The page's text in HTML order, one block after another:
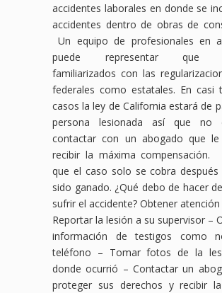
accidentes laborales en donde se
accidentes dentro de obras de
Un equipo de profesionales en
puede representar que
familiarizados con las
federales como estatales. En casi
casos la ley de California estará de
persona lesionada así que no
contactar con un abogado que
recibir la máxima compensación.
que el caso solo se cobra después
sido ganado. ¿Qué debo de hacer
sufrir el accidente? Obtener
Reportar la lesión a su supervisor –
información de testigos como
teléfono – Tomar fotos de la
donde ocurrió – Contactar un
proteger sus derechos y recibir